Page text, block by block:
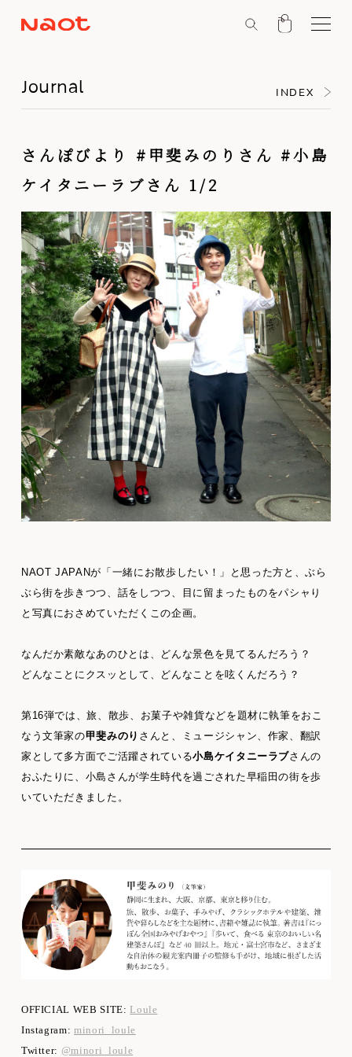
Journal INDEX
さんぽびより #甲斐みのりさん #小島
ケイタニーラブさん 1/2
NAOT JAPANが「一緒にお散歩したい！」と思った方と、ぶら
ぶら街を歩きつつ、話をしつつ、目に留まったものをパシャり
と写真におさめていただくこの企画。
なんだか素敵なあのひとは、どんな景色を見てるんだろう？
どんなことにクスッとして、どんなことを呟くんだろう？
第16弾では、旅、散歩、お菓子や雑貨などを題材に執筆をおこ
なう文筆家の甲斐みのり さんと、ミュージシャン、作家、翻訳
家として多方面でご活躍されている小島ケイタニーラブさんの
おふたりに、小島さんが学生時代を過ごされた早稲田の街を歩
いていただきました。
OFFICIAL WEB SITE: Loule
Instagram:minori_loule
Twitter: @minori_loule